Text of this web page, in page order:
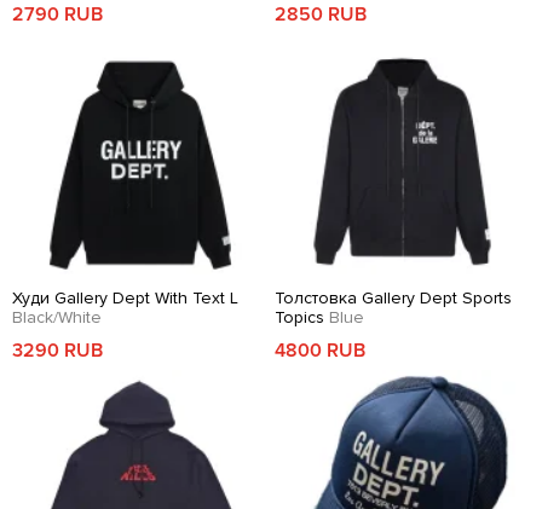
2790 RUB 2850 RUB
Худи Gallery Dept With Text L
Black/White
3290 RUB
Толстовка Gallery Dept Sports
Topics Blue
4800 RUB